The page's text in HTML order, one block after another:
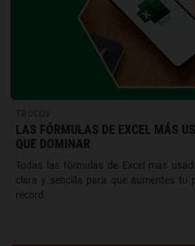
LAS FÓRMULAS DE EXCEL MÁS
QUE DOMINAR
Todas las fórmulas de Excel más
clara y sencilla para que aumentes tu
récord.